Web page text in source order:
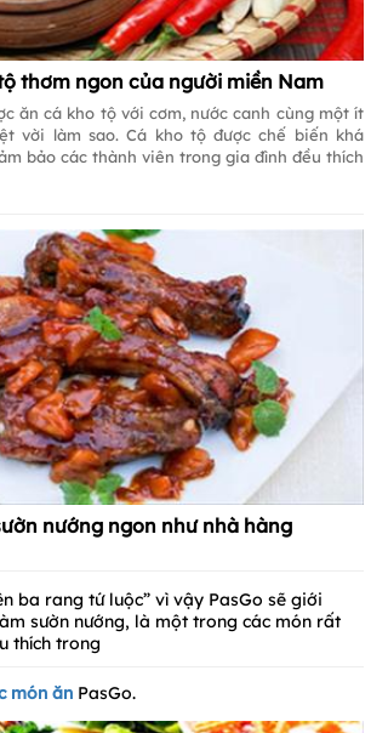
thơm ngon của người miền Nam
ăn cá kho tộ với cơm, nước canh cùng một ít
vời làm sao. Cá kho tộ được chế biến khá
bảo các thành viên trong gia đình đều thích
nướng ngon như nhà hàng
ba rang tứ luộc” vì vậy PasGo sẽ giới
sườn nướng, là một trong các món rất
thích trong
món ăn PasGo.